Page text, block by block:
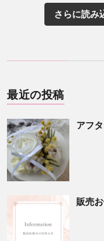
さらに読み
最近の投稿
アフ
販売